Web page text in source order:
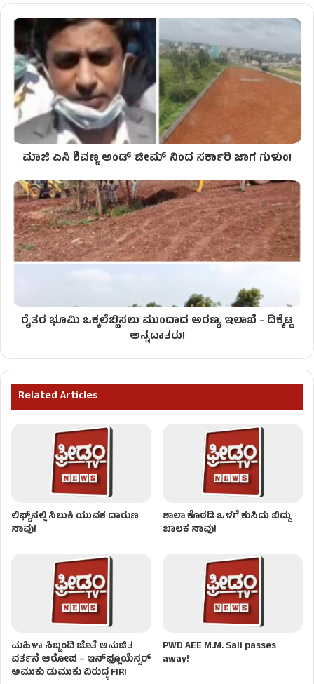
ಮಾಜಿ ಎಸಿ ಶಿವಣ್ಣ ಅಂಡ್ ಟೀಮ್ ನಿಂದ ಸರ್ಕಾರಿ ಜಾಗ ಗುಳುಂ!
ರೈತರ ಭೂಮಿ ಒಕ್ಕಲೆಬ್ಬಿಸಲು ಮುಂದಾದ ಅರಣ್ಯ ಇಲಾಖೆ - ದಿಕ್ಕೆಟ್ಟ
ಅನ್ನದಾತರು!
Related Articles
ಲಿಫ್ಟ್​​​ನಲ್ಲಿ ಸಿಲುಕಿ ಯುವಕ ದಾರುಣ
ಸಾವು!
ಶಾಲಾ ಕೊಠಡಿ ಒಳಗೆ ಕುಸಿದು ಬಿದ್ದು
ಬಾಲಕ ಸಾವು!
ಮಹಿಳಾ ಸಿಬ್ಬಂದಿ ಜೊತೆ ಅನುಚಿತ
ವರ್ತನೆ ಆರೋಪ – ಇನ್‌ಫ್ಲೂಯೆನ್ಸರ್
ಅಮುಕು ಡುಮುಕು ವಿರುದ್ಧ FIR!
PWD AEE M.M. Sali passes
away!